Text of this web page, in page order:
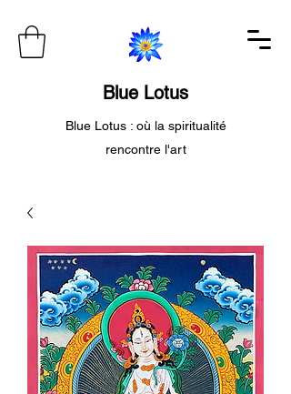
Blue Lotus
Blue Lotus : où la spiritualité
rencontre l'art